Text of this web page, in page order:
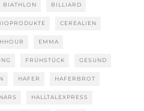
BIATHLON BILLIARD
CEREALIEN
EMMA
FRÜHSTÜCK GESUND
HAFER HAFERBROT
HALLTALEXPRESS